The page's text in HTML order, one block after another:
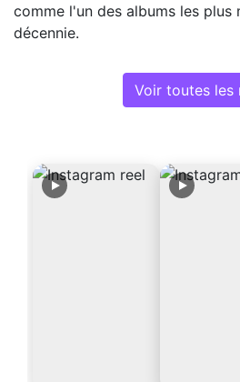
comme l'un des albums les plus
décennie.
Voir toutes les